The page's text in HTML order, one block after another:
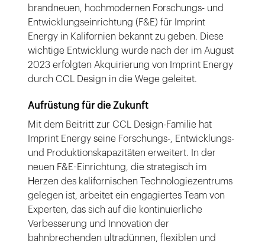
brandneuen, hochmodernen Forschungs- und
Entwicklungseinrichtung (F&E) für Imprint
Energy in Kalifornien bekannt zu geben. Diese
wichtige Entwicklung wurde nach der im August
2023 erfolgten Akquirierung von Imprint Energy
durch CCL Design in die Wege geleitet.
Aufrüstung für die Zukunft
Mit dem Beitritt zur CCL Design-Familie hat
Imprint Energy seine Forschungs-, Entwicklungs-
und Produktionskapazitäten erweitert. In der
neuen F&E-Einrichtung, die strategisch im
Herzen des kalifornischen Technologiezentrums
gelegen ist, arbeitet ein engagiertes Team von
Experten, das sich auf die kontinuierliche
Verbesserung und Innovation der
bahnbrechenden ultradünnen, flexiblen und